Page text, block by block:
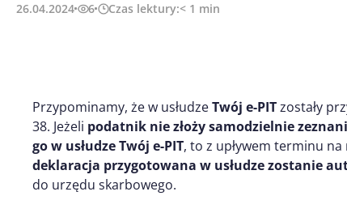
26.04.2024 6 Czas lektury:< 1 min
Przypominamy, że w usłudzeTwój e-PITzostały
38. Jeżeli podatnik nie złoży samodzielnie
go w usłudze Twój e-PIT, to z upływem terminu
deklaracja przygotowana w usłudze zostanie
do urzędu skarbowego.